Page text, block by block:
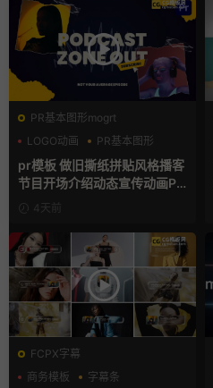
PR基本图形mogrt
LOGO动画
PR基本图形
复古风
pr模板 做旧撕纸拼贴风格播客
节目开场介绍动态宣传动画PR
模版4天前
FCPX字幕
商务模板
字幕条